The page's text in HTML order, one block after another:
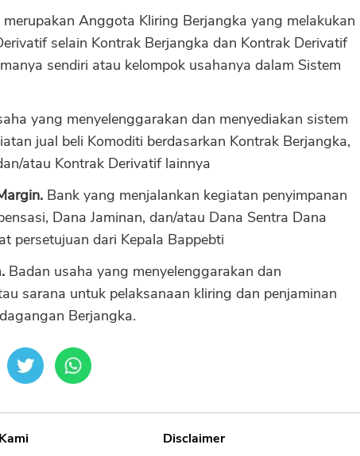
Anggota Kliring Berjangka yang melakukan
selain Kontrak Berjangka dan Kontrak Derivatif
sendiri atau kelompok usahanya dalam Sistem
yang menyelenggarakan dan menyediakan sistem
jual beli Komoditi berdasarkan Kontrak Berjangka,
atau Kontrak Derivatif lainnya
Bank yang menjalankan kegiatan penyimpanan
Dana Jaminan, dan/atau Dana Sentra Dana
persetujuan dari Kepala Bappebti
Badan usaha yang menyelenggarakan dan
sarana untuk pelaksanaan kliring dan penjaminan
Berjangka.
Disclaimer